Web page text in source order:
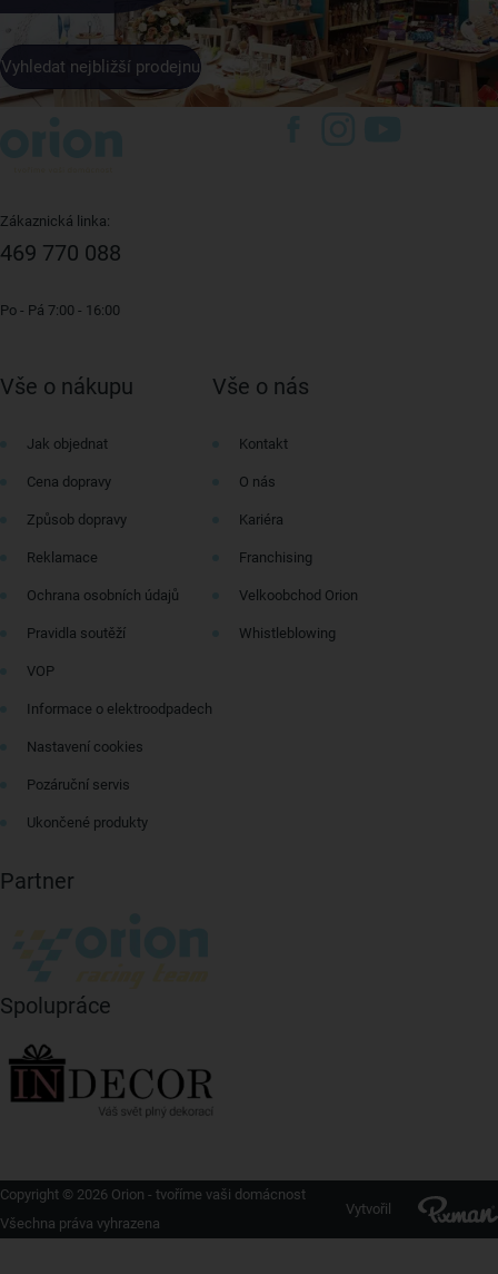
Vyhledat nejbližší prodejnu
Zákaznická linka:
469 770 088
Po - Pá 7:00 - 16:00
Vše o nákupu
Jak objednat
Cena dopravy
Způsob dopravy
Reklamace
Ochrana osobních údajů
Pravidla soutěží
VOP
Informace o elektroodpadech
Nastavení cookies
Pozáruční servis
Ukončené produkty
Vše o nás
Kontakt
O nás
Kariéra
Franchising
Velkoobchod Orion
Whistleblowing
Partner
Spolupráce
Copyright © 2026 Orion - tvoříme vaši domácnost
Všechna práva vyhrazena
Vytvořil